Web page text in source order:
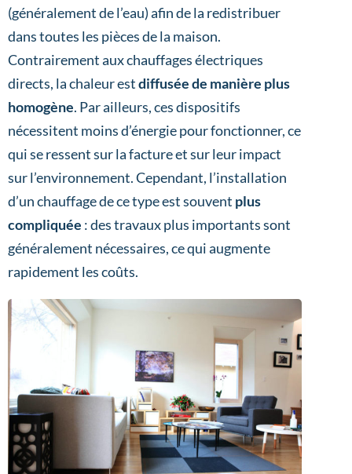
(généralement de l’eau) afin de la redistribuer
dans toutes les pièces de la maison.
Contrairement aux chauffages électriques
directs, la chaleur estdiffusée de manière plus
homogène. Par ailleurs, ces dispositifs
nécessitent moins d’énergie pour fonctionner, ce
qui se ressent sur la facture et sur leur impact
sur l’environnement. Cependant, l’installation
d’un chauffage de ce type est souvent plus
compliquée : des travaux plus importants sont
généralement nécessaires, ce qui augmente
rapidement les coûts.